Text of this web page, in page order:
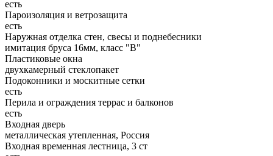
есть
Пароизоляция и ветрозащита
есть
Наружная отделка стен, свесы и поднебесники
имитация бруса 16мм, класс "В"
Пластиковые окна
двухкамерный стеклопакет
Подоконники и москитные сетки
есть
Перила и ограждения террас и балконов
есть
Входная дверь
металлическая утепленная, Россия
Входная временная лестница, 3 ст